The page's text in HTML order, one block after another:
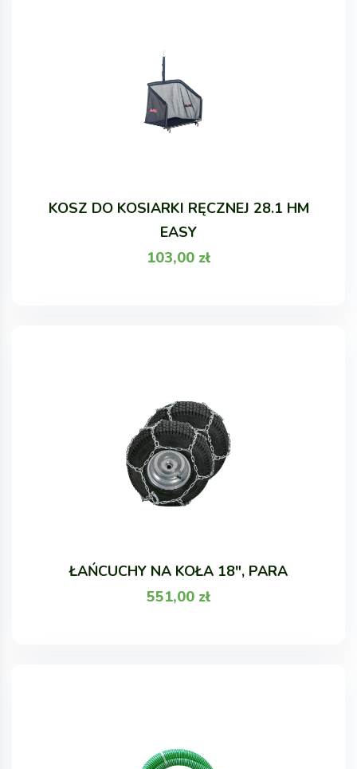
KOSZ DO KOSIARKI RĘCZNEJ 28.1 HM
EASY
103,00 zł
ŁAŃCUCHY NA KOŁA 18", PARA
551,00 zł